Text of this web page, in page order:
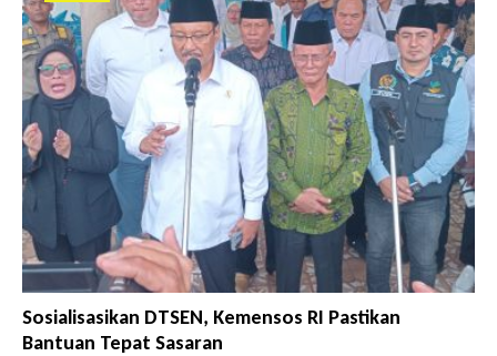
Sosialisasikan DTSEN, Kemensos RI Pastikan
Bantuan Tepat Sasaran